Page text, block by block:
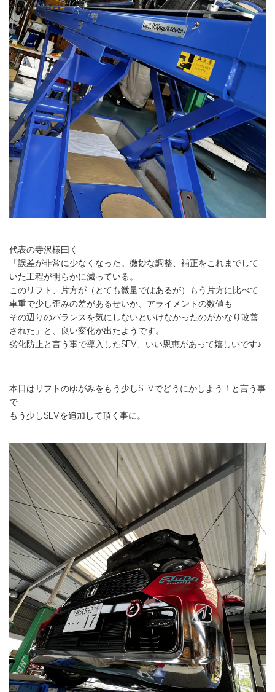
代表の寺沢様曰く
「誤差が非常に少なくなった。微妙な調整、補正をこれまでして
いた工程が明らかに減っている。
このリフト、片方が（とても微量ではあるが）もう片方に比べて
車重で少し歪みの差があるせいか、アライメントの数値も
その辺りのバランスを気にしないといけなかったのがかなり改善
された」と、良い変化が出たようです。
劣化防止と言う事で導入したSEV、いい恩恵があって嬉しいです♪
本日はリフトのゆがみをもう少しSEVでどうにかしよう！と言う事
で
もう少しSEVを追加して頂く事に。